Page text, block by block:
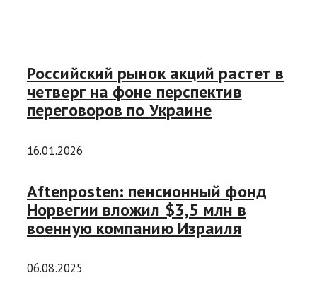
Российский рынок акций растет в
четверг на фоне перспектив
переговоров по Украине
16.01.2026
Aftenposten: пенсионный фонд
Норвегии вложил $3,5 млн в
военную компанию Израиля
06.08.2025